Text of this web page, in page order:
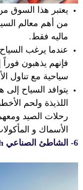
يعتبر هذا السوق
من أهم معالم
ماليه فقط.
عندما يرغب
فإنهم يذهبون
سياحية مع تناول
يتوافد السياح إلى
اللذيذة ولحم
رحلات الصيد
الأسماك و
6- الشاطئ الصناعي Artificial Beach